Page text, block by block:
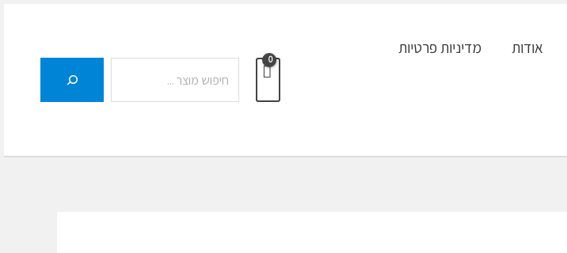
אודות מדיניות פרטיות